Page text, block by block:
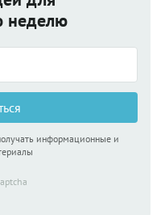
неделю
информационные и